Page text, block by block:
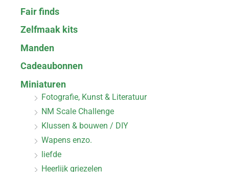
Fair finds
Zelfmaak kits
Manden
Cadeaubonnen
Miniaturen
Fotografie, Kunst & Literatuur
NM Scale Challenge
Klussen & bouwen / DIY
Wapens enzo.
liefde
Heerlijk griezelen